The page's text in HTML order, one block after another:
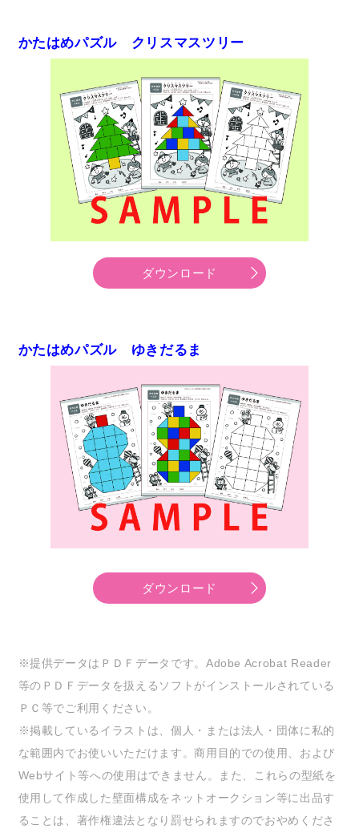
かたはめパズル クリスマスツリー
ダウンロード
かたはめパズル ゆきだるま
ダウンロード
※提供データはＰＤＦデータです。Adobe Acrobat Reader
等のＰＤＦデータを扱えるソフトがインストールされている
ＰＣ等でご利用ください。
※掲載しているイラストは、個人・または法人・団体に私的
な範囲内でお使いいただけます。商用目的での使用、および
Webサイト等への使用はできません。また、これらの型紙を
使用して作成した壁面構成をネットオークション等に出品す
ることは、著作権違法となり罰せられますのでおやめくださ